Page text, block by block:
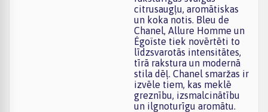
citrusaugļu, aromātiskas
un koka notis. Bleu de
Chanel, Allure Homme un
Égoïste tiek novērtēti to
līdzsvarotās intensitātes,
tīrā rakstura un modernā
stila dēļ. Chanel smaržas ir
izvēle tiem, kas meklē
greznību, izsmalcinātību
un ilgnoturīgu aromātu.